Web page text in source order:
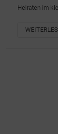
Heiraten im